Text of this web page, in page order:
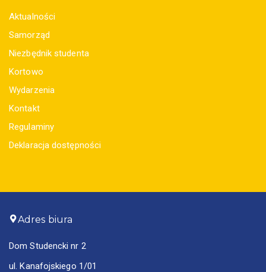
Aktualności
Samorząd
Niezbędnik studenta
Kortowo
Wydarzenia
Kontakt
Regulaminy
Deklaracja dostępności
Adres biura
Dom Studencki nr 2
ul. Kanafojskiego 1/01